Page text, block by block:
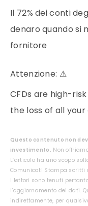
Il 72% dei conti
denaro quando si
fornitore
Attenzione: ⚠
CFDs are high-
the loss of all
Questo contenuto non
investimento. Non
L’articolo ha uno scopo
Comunicati Stampa scritti
I lettori sono tenuti
l’aggiornamento dei dati.
indirettamente, per